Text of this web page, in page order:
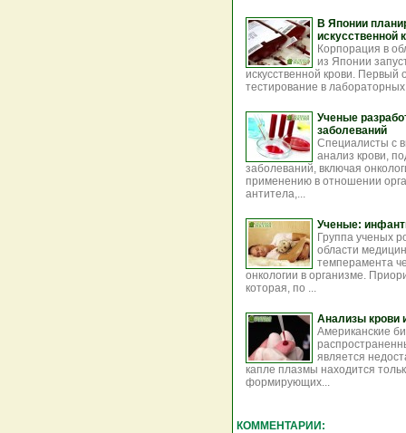
В Японии
искусственной
Корпорация в
из Японии
искусственной крови.
тестирование в
Ученые
заболеваний
Специалисты с
анализ крови,
заболеваний, включая
применению в отношении
антитела,...
Ученые:
Группа ученых
области
темперамента
онкологии в организме.
которая, по ...
Анализы крови
Американские
является
капле плазмы находится
формирующих...
КОММЕНТАРИИ: